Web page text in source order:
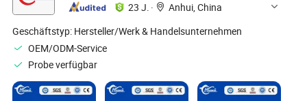
für Metallgravur
23 J. ·
Anhui, China
Geschäftstyp: Hersteller/Werk & Handelsunternehmen
OEM/ODM-Service
Probe verfügbar